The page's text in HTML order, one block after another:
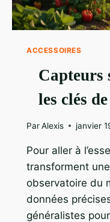
ACCESSOIRES
Capteurs
les clés
ParAlexis janvier
Pour aller à
transforment
observatoire du
données
généralistes